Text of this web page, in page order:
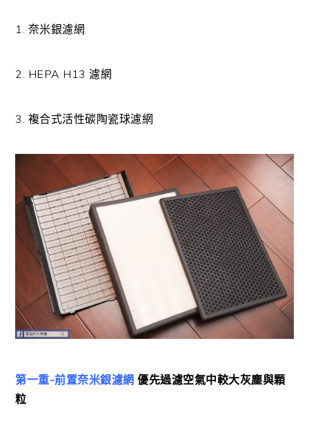
1. 奈米銀濾網
2. HEPA H13 濾網
3. 複合式活性碳陶瓷球濾網
第一重-前置奈米銀濾網 優先過濾空氣中較大灰塵與顆
粒